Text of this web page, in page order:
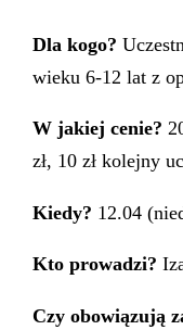
Dla kogo?
wieku 6-12 lat z
W jakiej cenie?
zł, 10 zł kolejny
Kiedy? 12.04
Kto prowadzi?
Czy obowiązują